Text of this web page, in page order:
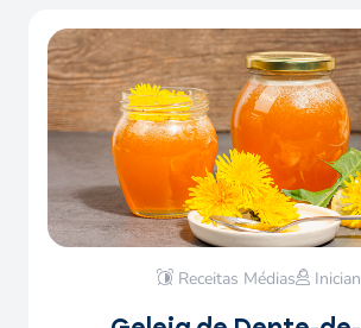
Receitas Médias